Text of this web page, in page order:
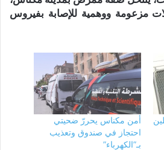
مزعومة ووهمية للإصابة بفيروس
أمن مكناس يحررّ ضحيتي
احتجاز في صندوق وتعذيب
بـ”الكهرباء”